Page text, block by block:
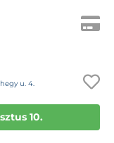
u. 4.
10.